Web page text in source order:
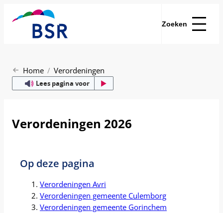
Zoeken
Home Verordeningen
Lees pagina voor
Verordeningen 2026
Op deze pagina
Verordeningen Avri
Verordeningen gemeente Culemborg
Verordeningen gemeente Gorinchem